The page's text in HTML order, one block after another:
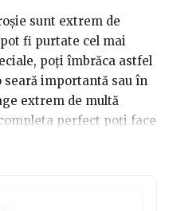
sunt extrem de
fi purtate cel mai
poți îmbrăca astfel
seară importantă sau în
extrem de multă
perfect poți face
vopsite cu ruj roșu